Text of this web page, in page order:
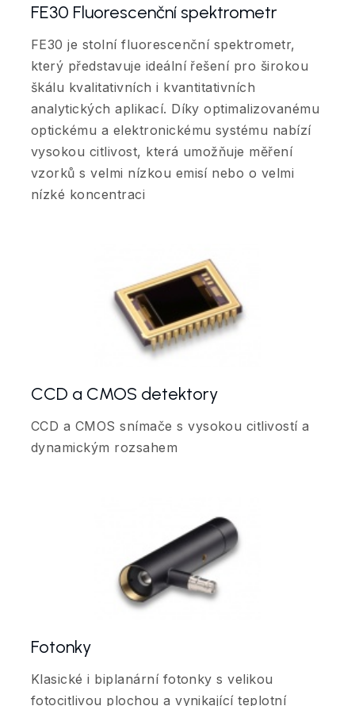
FE30 Fluorescenční spektrometr
FE30 je stolní fluorescenční spektrometr,
který představuje ideální řešení pro širokou
škálu kvalitativních i kvantitativních
analytických aplikací. Díky optimalizovanému
optickému a elektronickému systému nabízí
vysokou citlivost, která umožňuje měření
vzorků s velmi nízkou emisí nebo o velmi
nízké koncentraci
CCD a CMOS detektory
CCD a CMOS snímače s vysokou citlivostí a
dynamickým rozsahem
Fotonky
Klasické i biplanární fotonky s velikou
fotocitlivou plochou a vynikající teplotní